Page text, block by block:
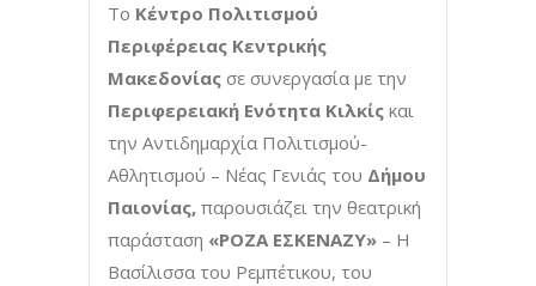
Το Κέντρο Πολιτισμού
Περιφέρειας Κεντρικής
Μακεδονίας σε συνεργασία με την
Περιφερειακή Ενότητα Κιλκίς και
την Αντιδημαρχία Πολιτισμού-
Αθλητισμού – Νέας Γενιάς του Δήμου
Παιονίας, παρουσιάζει την θεατρική
παράσταση «ΡΟΖΑ ΕΣΚΕΝΑΖΥ» – Η
Βασίλισσα του Ρεμπέτικου, του